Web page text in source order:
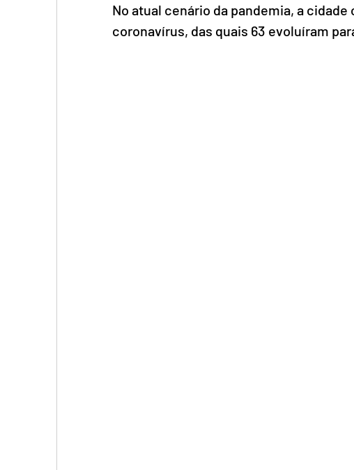
No atual cenário da pandemia, a
coronavírus, das quais 63 evoluíram